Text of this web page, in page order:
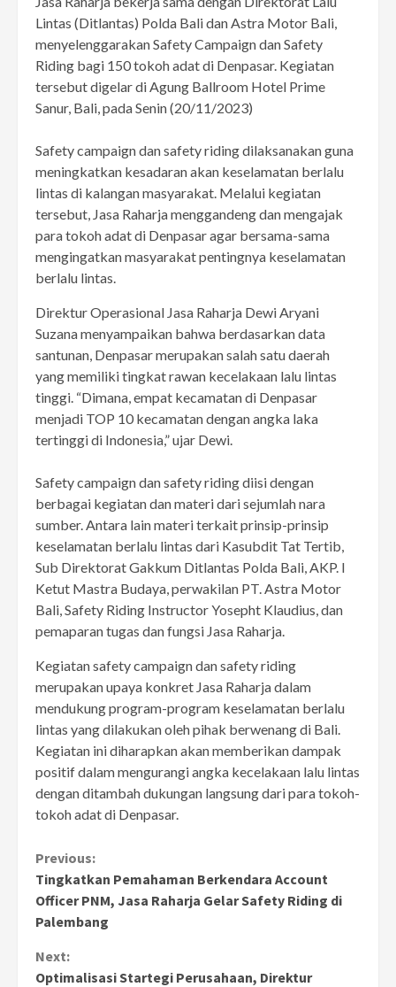
Lintas (Ditlantas) Polda Bali dan Astra Motor Bali,
menyelenggarakan Safety Campaign dan Safety
Riding bagi 150 tokoh adat di Denpasar. Kegiatan
tersebut digelar di Agung Ballroom Hotel Prime
Sanur, Bali, pada Senin (20/11/2023)
Safety campaign dan safety riding dilaksanakan guna
meningkatkan kesadaran akan keselamatan berlalu
lintas di kalangan masyarakat. Melalui kegiatan
tersebut, Jasa Raharja menggandeng dan mengajak
para tokoh adat di Denpasar agar bersama-sama
mengingatkan masyarakat pentingnya keselamatan
berlalu lintas.
Direktur Operasional Jasa Raharja Dewi Aryani
Suzana menyampaikan bahwa berdasarkan data
santunan, Denpasar merupakan salah satu daerah
yang memiliki tingkat rawan kecelakaan lalu lintas
tinggi. “Dimana, empat kecamatan di Denpasar
menjadi TOP 10 kecamatan dengan angka laka
tertinggi di Indonesia,” ujar Dewi.
Safety campaign dan safety riding diisi dengan
berbagai kegiatan dan materi dari sejumlah nara
sumber. Antara lain materi terkait prinsip-prinsip
keselamatan berlalu lintas dari Kasubdit Tat Tertib,
Sub Direktorat Gakkum Ditlantas Polda Bali, AKP. I
Ketut Mastra Budaya, perwakilan PT. Astra Motor
Bali, Safety Riding Instructor Yosepht Klaudius, dan
pemaparan tugas dan fungsi Jasa Raharja.
Kegiatan safety campaign dan safety riding
merupakan upaya konkret Jasa Raharja dalam
mendukung program-program keselamatan berlalu
lintas yang dilakukan oleh pihak berwenang di Bali.
Kegiatan ini diharapkan akan memberikan dampak
positif dalam mengurangi angka kecelakaan lalu lintas
dengan ditambah dukungan langsung dari para tokoh-
tokoh adat di Denpasar.
Continue
Reading
Previous:
Tingkatkan Pemahaman Berkendara Account
Officer PNM, Jasa Raharja Gelar Safety Riding di
Palembang
Next:
Optimalisasi Startegi Perusahaan, Direktur